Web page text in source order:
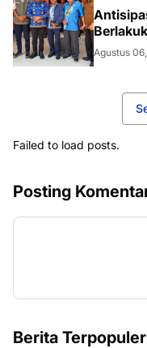
Agustus
Failed to load posts.
Posting
Berita Terpopuler